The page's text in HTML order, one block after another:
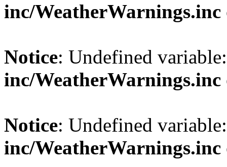
inc/WeatherWarnings.inc
Notice: Undefined
inc/WeatherWarnings.inc
Notice: Undefined
inc/WeatherWarnings.inc